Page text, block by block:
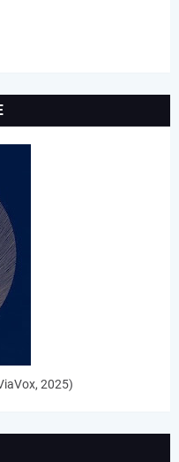
2025)